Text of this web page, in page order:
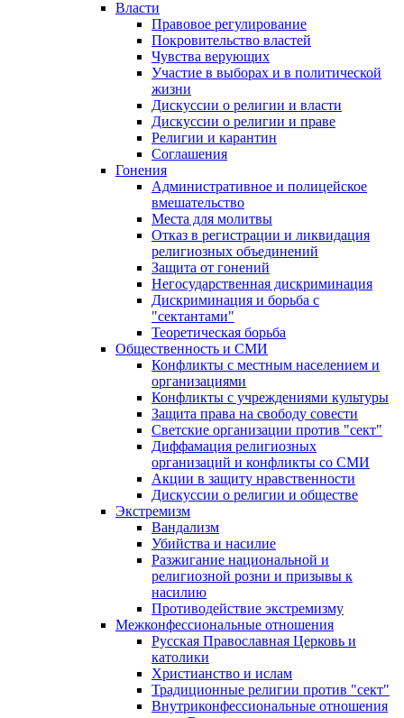
Власти
Правовое регулирование
Покровительство властей
Чувства верующих
Участие в выборах и в политической
жизни
Дискуссии о религии и власти
Дискуссии о религии и праве
Религии и карантин
Соглашения
Гонения
Административное и полицейское
вмешательство
Места для молитвы
Отказ в регистрации и ликвидация
религиозных объединений
Защита от гонений
Негосударственная дискриминация
Дискриминация и борьба с
"сектантами"
Теоретическая борьба
Общественность и СМИ
Конфликты с местным населением и
организациями
Конфликты с учреждениями культуры
Защита права на свободу совести
Светские организации против "сект"
Диффамация религиозных
организаций и конфликты со СМИ
Акции в защиту нравственности
Дискуссии о религии и обществе
Экстремизм
Вандализм
Убийства и насилие
Разжигание национальной и
религиозной розни и призывы к
насилию
Противодействие экстремизму
Межконфессиональные отношения
Русская Православная Церковь и
католики
Христианство и ислам
Традиционные религии против "сект"
Внутриконфессиональные отношения